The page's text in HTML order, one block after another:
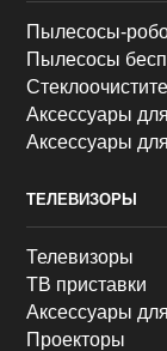
Пылесосы-
Пылесосы
Аксессуары
Аксессуары
ТЕЛЕВИЗОРЫ
Телевизоры
ТВ приставки
Аксессуары
Проекторы